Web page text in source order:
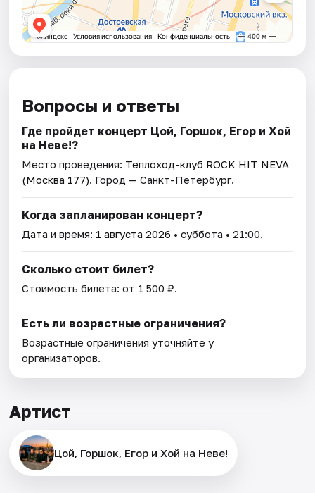
Вопросы и ответы
Где пройдет концерт Цой, Горшок, Егор и Хой
на Неве!?
Место проведения: Теплоход-клуб ROCK HIT NEVA
(Москва 177). Город — Санкт-Петербург.
Когда запланирован концерт?
Дата и время: 1 августа 2026 • суббота • 21:00.
Сколько стоит билет?
Стоимость билета: от 1 500 ₽.
Есть ли возрастные ограничения?
Возрастные ограничения уточняйте у
организаторов.
Артист
Цой, Горшок, Егор и Хой на Неве!